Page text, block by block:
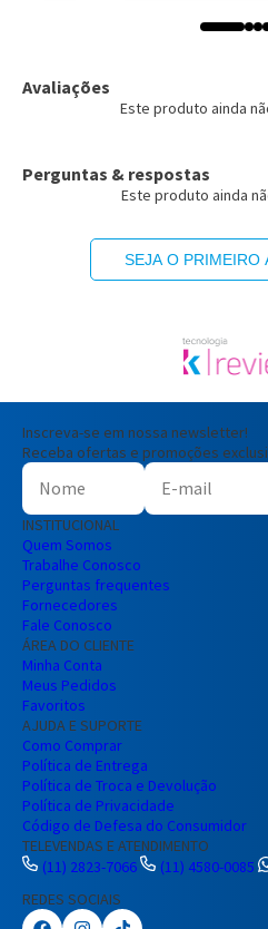
Avaliações
Este produto ainda
Perguntas & respostas
Este produto ainda
SEJA O PRIMEIRO
Inscreva-se em nossa newsletter!
Receba ofertas e promoções
INSTITUCIONAL
Quem Somos
Trabalhe Conosco
Perguntas frequentes
Fornecedores
Fale Conosco
ÁREA DO CLIENTE
Minha Conta
Meus Pedidos
Favoritos
AJUDA E SUPORTE
Como Comprar
Política de Entrega
Política de Troca e Devolução
Política de Privacidade
Código de Defesa do Consumidor
TELEVENDAS E ATENDIMENTO
(11) 2823-7066
(11) 4580-0085
REDES SOCIAIS